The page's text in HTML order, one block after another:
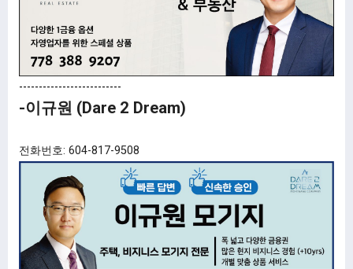
--------------------------
-이규원 (Dare 2 Dream)
전화번호: 604-817-9508